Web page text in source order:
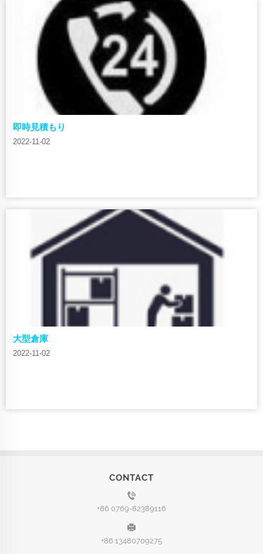
即時見積もり
2022-11-02
大型倉庫
2022-11-02
CONTACT
+86 0769-82389116
+86 13480709275